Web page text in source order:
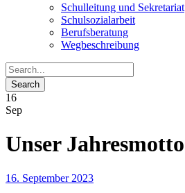
Schulleitung und Sekretariat
Schulsozialarbeit
Berufsberatung
Wegbeschreibung
16
Sep
Unser Jahresmotto
16. September 2023